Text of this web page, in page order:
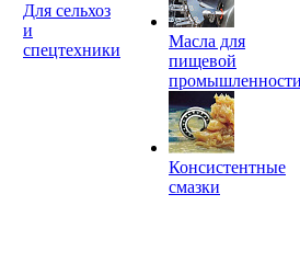
Для сельхоз
и
спецтехники
Масла для
пищевой
Консистентные
смазки